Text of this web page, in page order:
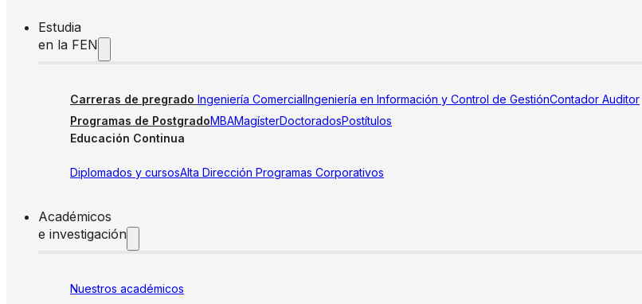
Estudia
en la FEN
Carreras de pregrado Ingeniería ComercialIngeniería en Información y Control de GestiónContador Auditor
Programas de PostgradoMBAMagísterDoctoradosPostítulos
Educación Continua
Diplomados y cursosAlta Dirección Programas Corporativos
Académicos
e investigación
Nuestros académicos